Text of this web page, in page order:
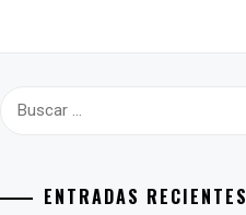
ENTRADAS RECIENTES